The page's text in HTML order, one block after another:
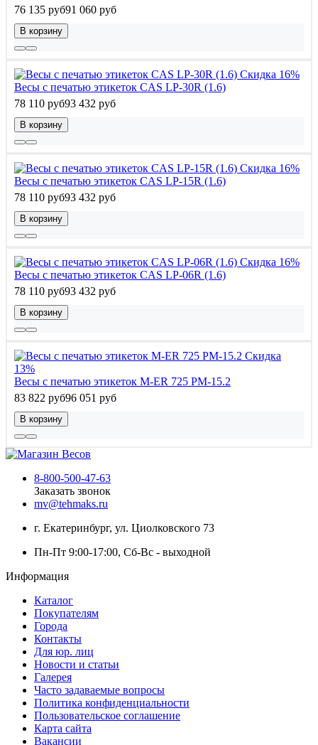
76 135 руб91 060 руб
В корзину
Скидка 16%
Весы с печатью этикеток CAS LP-30R (1.6)
78 110 руб93 432 руб
В корзину
Скидка 16%
Весы с печатью этикеток CAS LP-15R (1.6)
78 110 руб93 432 руб
В корзину
Скидка 16%
Весы с печатью этикеток CAS LP-06R (1.6)
78 110 руб93 432 руб
В корзину
Скидка
13%
Весы с печатью этикеток M-ER 725 PM-15.2
83 822 руб96 051 руб
В корзину
8-800-500-47-63
Заказать звонок
mv@tehmaks.ru
г. Екатеринбург, ул. Циолковского 73
Пн-Пт 9:00-17:00, Сб-Вс - выходной
Информация
Каталог
Покупателям
Города
Контакты
Для юр. лиц
Новости и статьи
Галерея
Часто задаваемые вопросы
Политика конфиденциальности
Пользовательское соглашение
Карта сайта
Вакансии